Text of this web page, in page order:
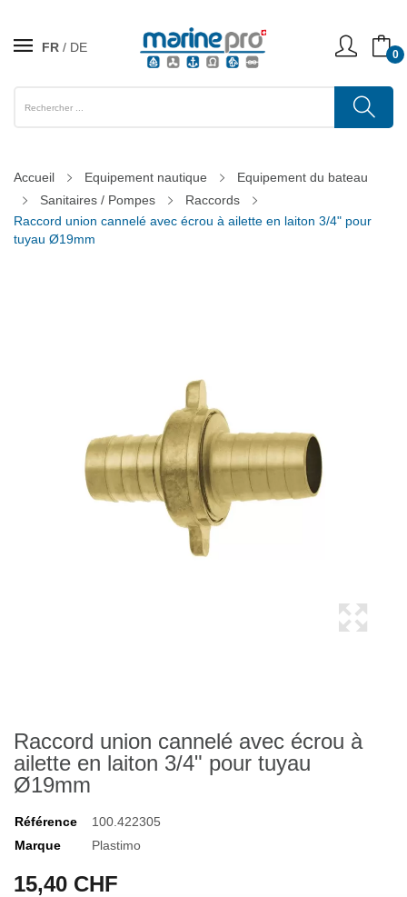
FR DE 0
Accueil Equipement nautique
Equipement du bateau
Sanitaires / Pompes
Raccords
Raccord union cannelé avec écrou à ailette en laiton 3/4" pour
tuyau Ø19mm
Raccord union cannelé avec écrou à
ailette en laiton 3/4" pour tuyau
Ø19mm
Référence
100.422305
Marque
Plastimo
15,40 CHF